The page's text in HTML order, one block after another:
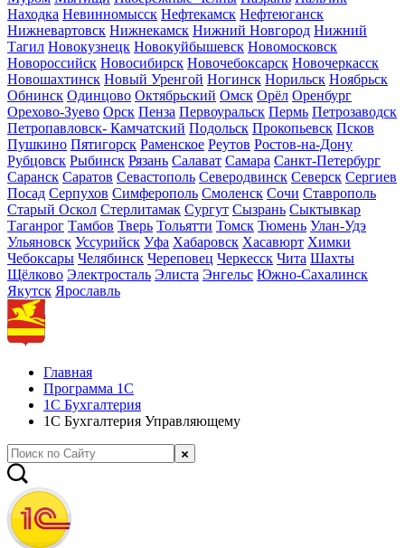
Находка Невинномысск Нефтекамск Нефтеюганск
Нижневартовск Нижнекамск Нижний Новгород Нижний
Тагил Новокузнецк Новокуйбышевск Новомосковск
Новороссийск Новосибирск Новочебоксарск Новочеркасск
Новошахтинск Новый Уренгой Ногинск Норильск Ноябрьск
Обнинск Одинцово Октябрьский Омск Орёл Оренбург
Орехово-Зуево Орск Пенза Первоуральск Пермь Петрозаводск
Петропавловск- Камчатский Подольск Прокопьевск Псков
Пушкино Пятигорск Раменское Реутов Ростов-на-Дону
Рубцовск Рыбинск Рязань Салават Самара Санкт-Петербург
Саранск Саратов Севастополь Северодвинск Северск Сергиев
Посад Серпухов Симферополь Смоленск Сочи Ставрополь
Старый Оскол Стерлитамак Сургут Сызрань Сыктывкар
Таганрог Тамбов Тверь Тольятти Томск Тюмень Улан-Удэ
Ульяновск Уссурийск Уфа Хабаровск Хасавюрт Химки
Чебоксары Челябинск Череповец Черкесск Чита Шахты
Щёлково Электросталь Элиста Энгельс Южно-Сахалинск
Якутск Ярославль
Главная
Программа 1С
1С Бухгалтерия
1С Бухгалтерия Управляющему